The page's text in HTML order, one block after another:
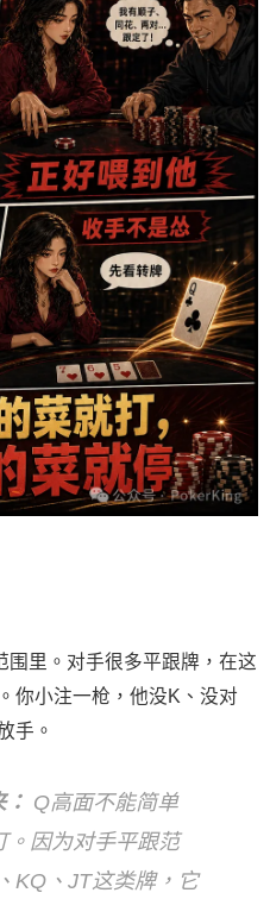
围里。对手很多平跟牌，在这
你小注一枪，他没K、没对
手。
Q高面不能简单
。因为对手平跟范
KQ、JT这类牌，它